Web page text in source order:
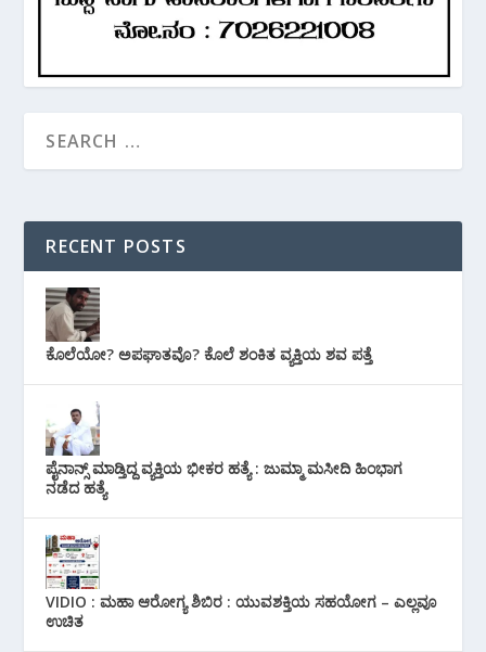
RECENT POSTS
ಕೊಲೆಯೋ? ಅಪಘಾತವೊ? ಕೊಲೆ ಶಂಕಿತ ವ್ಯಕ್ತಿಯ ಶವ ಪತ್ತೆ
ಪೈನಾನ್ಸ್ ಮಾಡ್ತಿದ್ದ ವ್ಯಕ್ತಿಯ ಭೀಕರ‌ ಹತ್ಯೆ : ಜುಮ್ಮಾ ಮಸೀದಿ ಹಿಂಭಾಗ
ನಡೆದ ಹತ್ಯೆ
VIDIO : ಮಹಾ ಆರೋಗ್ಯ ಶಿಬಿರ : ಯುವಶಕ್ತಿಯ ಸಹಯೋಗ – ಎಲ್ಲವೂ
ಉಚಿತ